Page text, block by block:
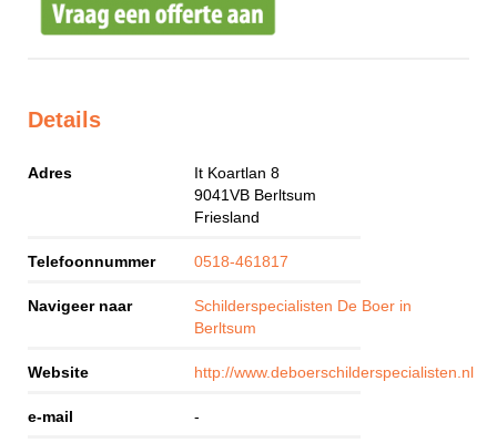
Details
Adres
It Koartlan 8
9041VB Berltsum
Friesland
Telefoonnummer 0518-461817
Navigeer naar
Schilderspecialisten De Boer in
Berltsum
Website http://www.deboerschilderspecialisten.nl
e-mail -